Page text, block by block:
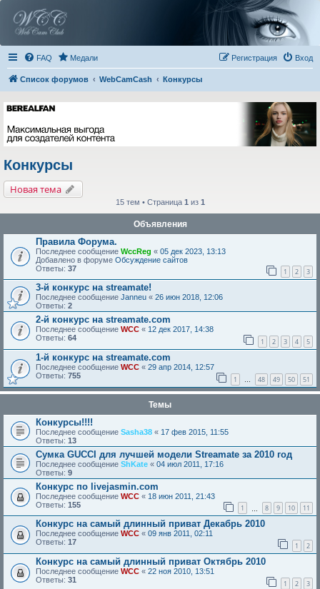
FAQ Медали Вход
Регистрация
Список форумов WebCamCash Конкурсы
Конкурсы
Новая тема
15 тем • Страница 1 из 1
Объявления
Правила Форума.
Последнее сообщение WccReg « 05 дек 2023, 13:13
Добавлено в форуме Обсуждение сайтов
Ответы: 37 1 2 3
3-й конкурс на streamate!
Последнее сообщение Janneu « 26 июн 2018, 12:06
Ответы: 2
2-й конкурс на streamate.com
Последнее сообщение WCC « 12 дек 2017, 14:38
Ответы: 64 1 2 3 4 5
1-й конкурс на streamate.com
Последнее сообщение WCC « 29 апр 2014, 12:57
Ответы: 755 1 … 48 49 50 51
Темы
Конкурсы!!!!
Последнее сообщение Sasha38 « 17 фев 2015, 11:55
Ответы: 13
Сумка GUCCI для лучшей модели Streamate за 2010 год
Последнее сообщение ShKate « 04 июл 2011, 17:16
Ответы: 9
Конкурс по livejasmin.com
Последнее сообщение WCC « 18 июн 2011, 21:43
Ответы: 155 1 8 9 10 11
Конкурс на самый длинный приват Декабрь 2010
Последнее сообщение WCC « 09 янв 2011, 02:11
Ответы: 17 1 2
Конкурс на самый длинный приват Октябрь 2010
Последнее сообщение WCC « 22 ноя 2010, 13:51
Ответы: 31 1 2 3